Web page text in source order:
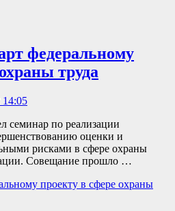
федеральному
труда
14:05
семинар по реализации
оценки и
рисками в сфере охраны
Совещание прошло …
проекту в сфере охраны